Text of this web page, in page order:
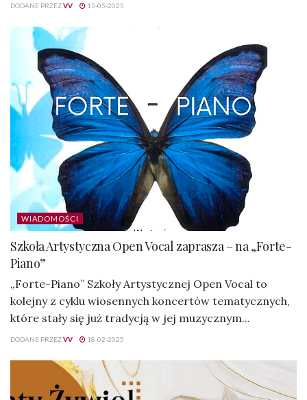
DODANE PRZEZVV 15-05-2025
WIADOMOŚCI
Szkoła Artystyczna Open Vocal zaprasza – na „Forte-
Piano”
„Forte-Piano” Szkoły Artystycznej Open Vocal to
kolejny z cyklu wiosennych koncertów tematycznych,
które stały się już tradycją w jej muzycznym...
DODANE PRZEZVV 18-02-2025